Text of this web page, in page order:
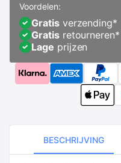
Voordelen:
Gratisverzending*
Gratisretourneren*
Lage prijzen
BESCHRIJVING